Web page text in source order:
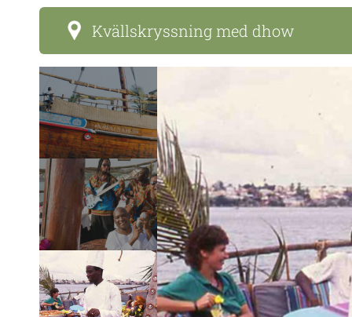
Kvällskryssning med dhow